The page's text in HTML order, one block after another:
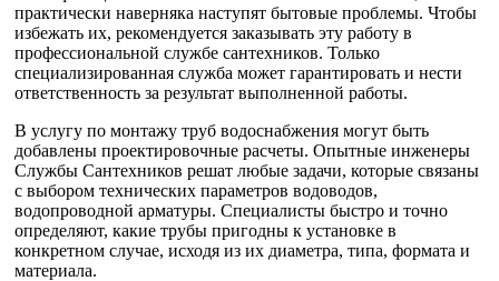
практически наверняка наступят бытовые проблемы. Чтобы
избежать их, рекомендуется заказывать эту работу в
профессиональной службе сантехников. Только
специализированная служба может гарантировать и нести
ответственность за результат выполненной работы.
В услугу по монтажу труб водоснабжения могут быть
добавлены проектировочные расчеты. Опытные инженеры
Службы Сантехников решат любые задачи, которые связаны
с выбором технических параметров водоводов,
водопроводной арматуры. Специалисты быстро и точно
определяют, какие трубы пригодны к установке в
конкретном случае, исходя из их диаметра, типа, формата и
материала.